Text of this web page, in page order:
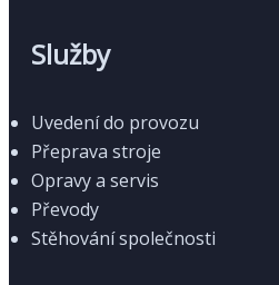
Služby
Uvedení do provozu
Přeprava stroje
Opravy a servis
Převody
Stěhování společnosti